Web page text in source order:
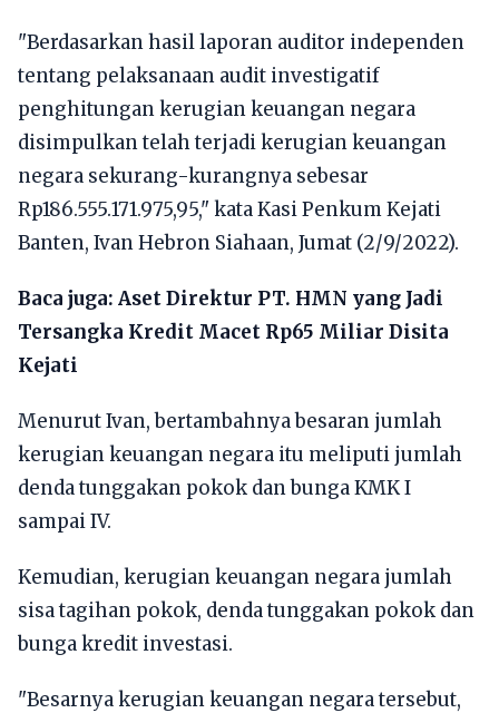
"Berdasarkan hasil laporan auditor independen
tentang pelaksanaan audit investigatif
penghitungan kerugian keuangan negara
disimpulkan telah terjadi kerugian keuangan
negara sekurang-kurangnya sebesar
Rp186.555.171.975,95," kata Kasi Penkum Kejati
Banten, Ivan Hebron Siahaan, Jumat (2/9/2022).
Baca juga: Aset Direktur PT. HMN yang Jadi
Tersangka Kredit Macet Rp65 Miliar Disita
Kejati
Menurut Ivan, bertambahnya besaran jumlah
kerugian keuangan negara itu meliputi jumlah
denda tunggakan pokok dan bunga KMK I
sampai IV.
Kemudian, kerugian keuangan negara jumlah
sisa tagihan pokok, denda tunggakan pokok dan
bunga kredit investasi.
"Besarnya kerugian keuangan negara tersebut,